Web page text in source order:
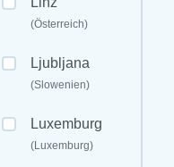
(Österreich)
Ljubljana
(Slowenien)
Luxemburg
(Luxemburg)